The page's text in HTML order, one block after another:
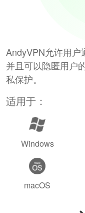
AndyVPN允许用户
并且可以隐匿用户
私保护。
适用于：
Windows
macOS